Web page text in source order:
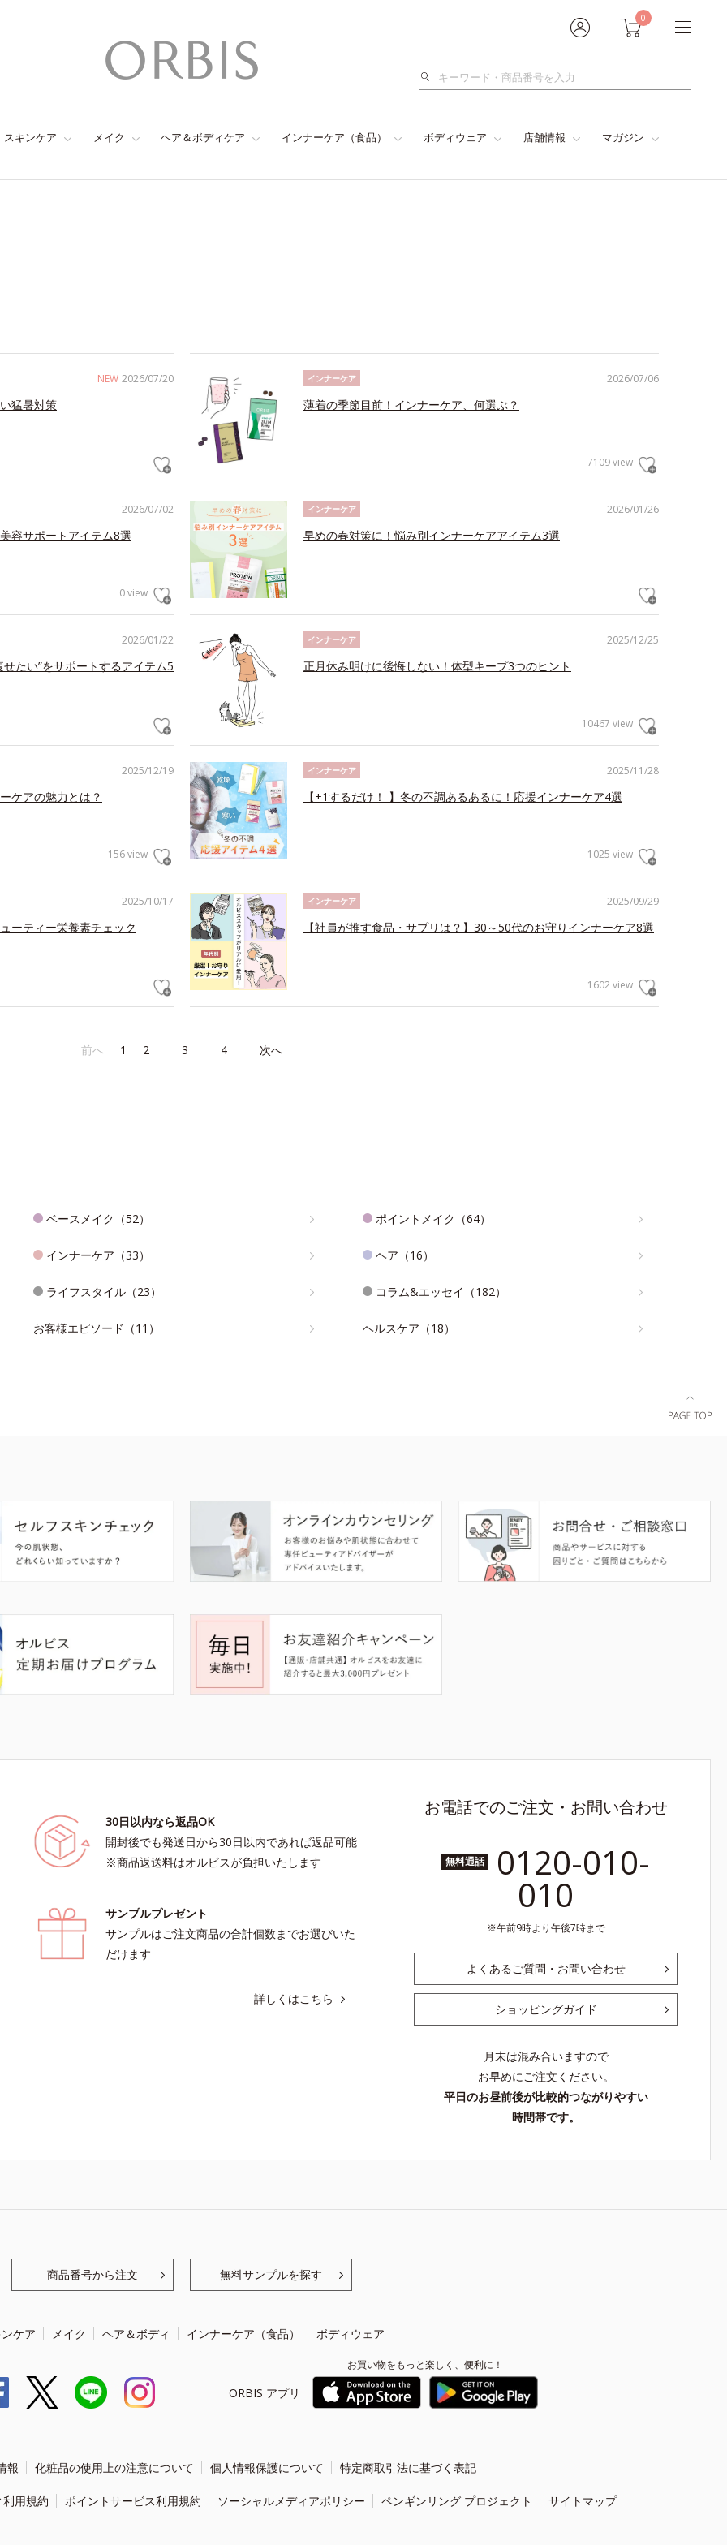
0
検
スキンケア メイク ヘア＆ボディケア インナーケア（食品） ボディウェア 店舗情報 マガジン
NEW 2026/07/20
猛暑対策
2026/07/06
インナーケア
薄着の季節目前！インナーケア、何選ぶ？
7109 view
2026/07/02
容サポートアイテム8選
0 view
2026/01/26
インナーケア
早めの春対策に！悩み別インナーケアアイテム3選
2026/01/22
たい”をサポートするアイテム5
2025/12/25
インナーケア
正月休み明けに後悔しない！体型キープ3つのヒント
10467 view
2025/12/19
ケアの魅力とは？
156 view
2025/11/28
インナーケア
【+1するだけ！ 】冬の不調あるあるに！応援インナーケア4選
1025 view
2025/10/17
ーティー栄養素チェック
2025/09/29
インナーケア
【社員が推す食品・サプリは？】30～50代のお守りインナーケア8選
1602 view
前へ 1 2 3 4 次へ
ベースメイク（52） ポイントメイク（64）
インナーケア（33） ヘア（16）
ライフスタイル（23） コラム&エッセイ（182）
お客様エピソード（11） ヘルスケア（18）
30日以内なら返品OK
開封後でも発送日から30日以内であれば返品可能
※商品返送料はオルビスが負担いたします
サンプルプレゼント
サンプルはご注文商品の合計個数までお選びいた
だけます
詳しくはこちら
お電話でのご注文・お問い合わせ
無料通話 0120-010-
010
午前9時より午後7時まで
よくあるご質問・お問い合わせ
ショッピングガイド
月末は混み合いますので
お早めにご注文ください。
平日のお昼前後が比較的つながりやすい
時間帯です。
商品番号から注文 無料サンプルを探す
ケア メイク ヘア＆ボディ インナーケア（食品） ボディウェア
ORBIS アプリ
お買い物をもっと楽しく、便利に！
報 化粧品の使用上の注意について 個人情報保護について 特定商取引法に基づく表記
用規約 ポイントサービス利用規約 ソーシャルメディアポリシー ペンギンリング プロジェクト サイトマップ